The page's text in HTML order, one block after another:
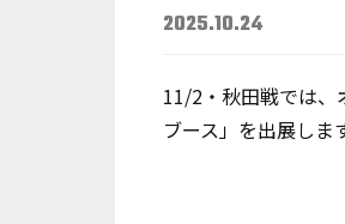
2025.10.24
11/2・秋田戦では、
ブース」を出展しま